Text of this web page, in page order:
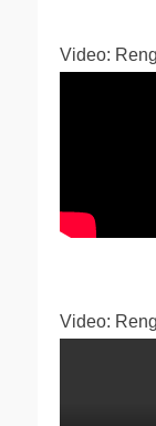
Video:
Video: